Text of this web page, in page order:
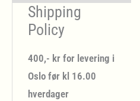
Shipping
Policy
400,- kr for levering i
Oslo før kl 16.00
hverdager